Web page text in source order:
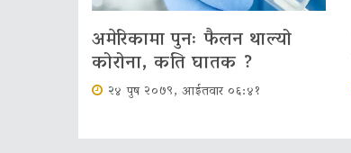
अमेरिकामा पुनः फैलन थाल्यो
कोरोना, कति घातक ?
२४ पुष २०७९, आईतवार ०६:४१